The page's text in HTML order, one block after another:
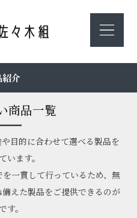
介
商品一覧
目的に合わせて選べる製品を
います。
一貫して行っているため、無
えた製品をご提供できるのが
す。